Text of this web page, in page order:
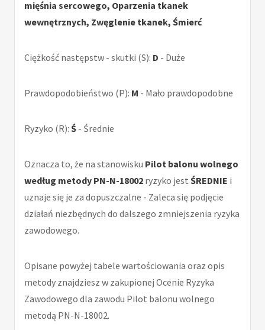
mięśnia sercowego, Oparzenia tkanek
wewnętrznych, Zwęglenie tkanek, Śmierć
Ciężkość następstw - skutki (S): D - Duże
Prawdopodobieństwo (P): M - Mało prawdopodobne
Ryzyko (R): Ś - Średnie
Oznacza to, że na stanowisku Pilot balonu wolnego
według metody PN-N-18002 ryzyko jest ŚREDNIE i
uznaje się je za dopuszczalne - Zaleca się podjęcie
działań niezbędnych do dalszego zmniejszenia ryzyka
zawodowego.
Opisane powyżej tabele wartościowania oraz opis
metody znajdziesz w zakupionej Ocenie Ryzyka
Zawodowego dla zawodu Pilot balonu wolnego
metodą PN-N-18002.